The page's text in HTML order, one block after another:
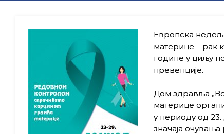
Европска
материце – рак
године у циљу
превенције.
Дом здравља
материце
у периоду од 23.
значаја